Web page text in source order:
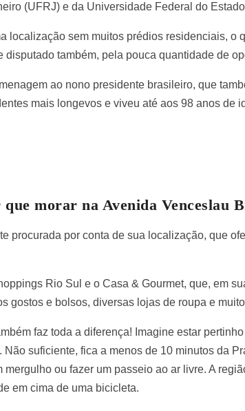
(UFRJ) e da Universidade Federal do
localização sem muitos prédios residenciais, o
disputado também, pela pouca quantidade de
ao nono presidente brasileiro, que
mais longevos e viveu até aos 98 anos de
que morar na Avenida Venceslau
procurada por conta de sua localização, que
Rio Sul e o Casa & Gourmet, que, em
gostos e bolsos, diversas lojas de roupa e
faz toda a diferença! Imagine estar
Não suficiente, fica a menos de 10 minutos da
ou fazer um passeio ao ar livre. A
em cima de uma bicicleta.